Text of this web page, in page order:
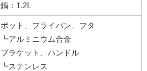
鍋：1.2L
ポット、フライパン、フタ
┗アルミニウム合金
ブラケット、ハンドル
┗ステンレス